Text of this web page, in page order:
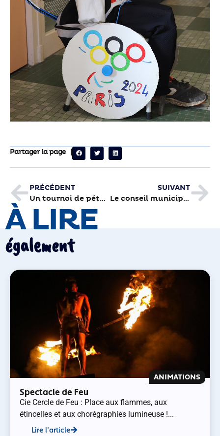
Partager la page
PRÉCÉDENT
Un tournoi de pétanque pour aider Matisse et Lucas au 4L Trophy
SUIVANT
Le conseil municipal des enfants au complet
À LIRE
également
ANIMATIONS
Spectacle de Feu
Cie Cercle de Feu : Place aux flammes, aux
étincelles et aux chorégraphies lumineuse !...
Lire l'article